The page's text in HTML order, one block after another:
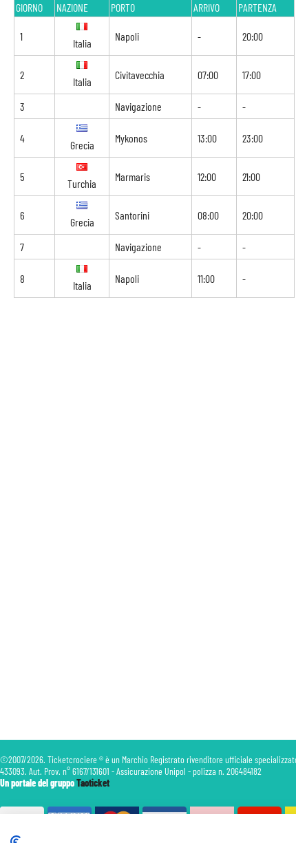
GIORNO NAZIONE PORTO ARRIVO PARTENZA
1
Italia
Napoli - 20:00
2
Italia
Civitavecchia 07:00 17:00
3 Navigazione - -
4
Grecia
Mykonos 13:00 23:00
5
Turchia
Marmaris 12:00 21:00
6
Grecia
Santorini 08:00 20:00
7 Navigazione - -
8
Italia
Napoli 11:00 -
©2007/2026. Ticketcrociere ® è un Marchio Registrato rivenditore ufficiale
433093. Aut. Prov. n° 6167/131601 - Assicurazione Unipol - polizza n. 206484182
Un portale del gruppoTaoticket